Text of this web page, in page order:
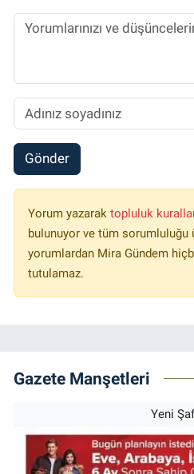
Gönder
Yorum yazarak topluluk
bulunuyor ve tüm sorumluluğu
yorumlardan Mira Gündem
tutulamaz.
Gazete Manşetleri
Yeni